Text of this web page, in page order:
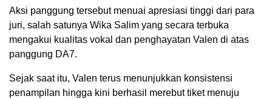
Aksi panggung tersebut menuai apresiasi tinggi dari para
juri, salah satunya Wika Salim yang secara terbuka
mengakui kualitas vokal dan penghayatan Valen di atas
panggung DA7.
Sejak saat itu, Valen terus menunjukkan konsistensi
penampilan hingga kini berhasil merebut tiket menuju